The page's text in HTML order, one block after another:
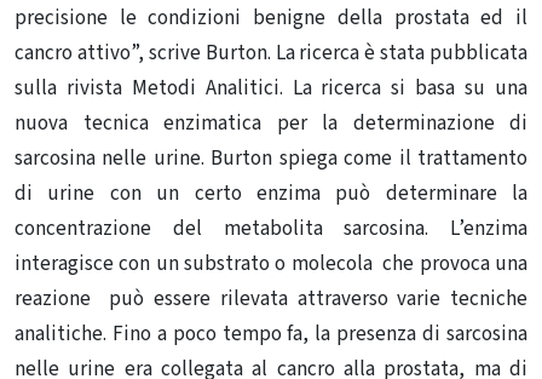
precisione le condizioni benigne della prostata ed il
cancro attivo”, scrive Burton. La ricerca è stata pubblicata
sulla rivista Metodi Analitici. La ricerca si basa su una
nuova tecnica enzimatica per la determinazione di
sarcosina nelle urine. Burton spiega come il trattamento
di urine con un certo enzima può determinare la
concentrazione del metabolita sarcosina. L’enzima
interagisce con un substrato o molecola che provoca una
reazione può essere rilevata attraverso varie tecniche
analitiche. Fino a poco tempo fa, la presenza di sarcosina
nelle urine era collegata al cancro alla prostata, ma di